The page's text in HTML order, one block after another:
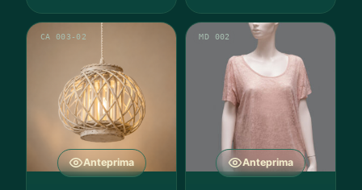
Anteprima
CA 003-02
Anteprima
MD 002